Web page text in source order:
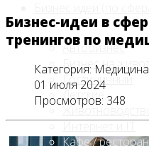
Автобизнес
Бизнес на
Гостиничный
Детские
Животноводство
Кафе / ресторан
Бизнес-идеи в
тренингов по
Категория: Медицина
01 июля 2024
Просмотров: 348